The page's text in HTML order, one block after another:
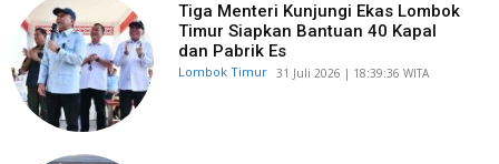
Tiga Menteri Kunjungi Ekas Lombok
Timur Siapkan Bantuan 40 Kapal
dan Pabrik Es
Lombok Timur ​31 Juli 2026 | 18:39:36 WITA